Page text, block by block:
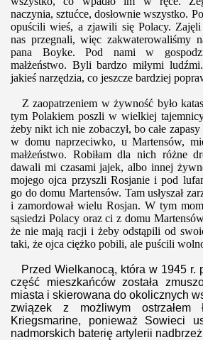
naczynia, sztućce, dosłownie wszystko.
opuścili wieś, a zjawili się Polacy.
nas przegnali, więc zakwaterowaliśmy
pana Boyke. Pod nami w
małżeństwo. Byli bardzo miłymi
jakieś narzędzia, co jeszcze bardziej
Z zaopatrzeniem w żywność było
tym Polakiem poszli w wielkiej
żeby nikt ich nie zobaczył, bo całe
w domu naprzeciwko, u Martensów,
małżeństwo. Robiłam dla nich różne
dawali mi czasami jajek, albo innej
mojego ojca przyszli Rosjanie i pod
go do domu Martensów. Tam usłyszał
i zamordował wielu Rosjan. W tym
sąsiedzi Polacy oraz ci z domu
że nie mają racji i żeby odstąpili od
taki, że ojca ciężko pobili, ale puścili
Przed Wielkanocą, która w 1945 r.
część mieszkańców została
miasta i skierowana do okolicznych
związek z możliwym ostrzałem
Kriegsmarine, ponieważ Sowieci
nadmorskich baterię artylerii